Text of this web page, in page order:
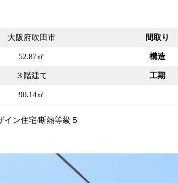
大阪府吹田市 間取り
52.87㎡ 構造
３階建て 工期
90.14㎡
イン住宅/断熱等級５